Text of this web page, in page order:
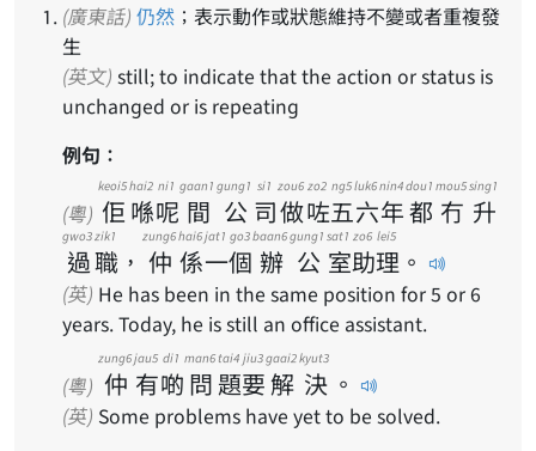
(廣東話) 仍然 ；表示動作或狀態維持不變或者重複發
生
(英文)
unchanged or is repeating
例句：
(粵) 佢
keoi5
喺
hai2
呢
ni1
間
gaan1
公
gung1
司
si1
做
zou6
咗
zo2
五
ng5
六
luk6
年
nin4
都
dou1
冇
mou5
升
sing1
過
gwo3
職
zik1
， 仲
zung6
係
hai6
一
jat1
個
go3
辦
baan6
公
gung1
室
sat1
助
zo6
理
lei5
。
(英) He has been in the same position for 5 or 6
years. Today, he is still an office assistant.
(粵) 仲
zung6
有
jau5
啲
di1
問
man6
題
tai4
要
jiu3
解
gaai2
決
kyut3
。
(英) Some problems have yet to be solved.